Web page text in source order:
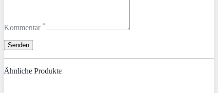
Kommentar *
Ähnliche Produkte